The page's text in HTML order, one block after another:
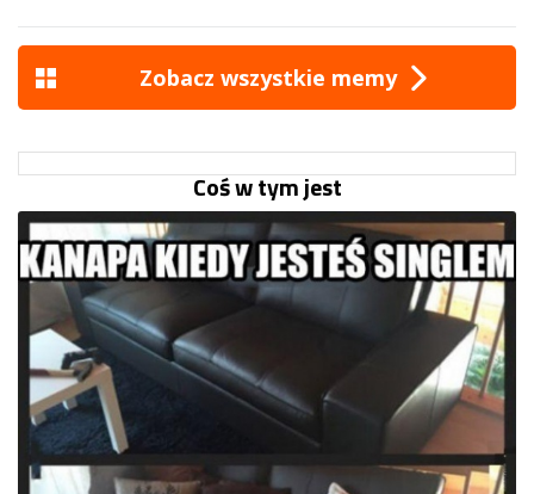
Zobacz wszystkie memy
Coś w tym jest